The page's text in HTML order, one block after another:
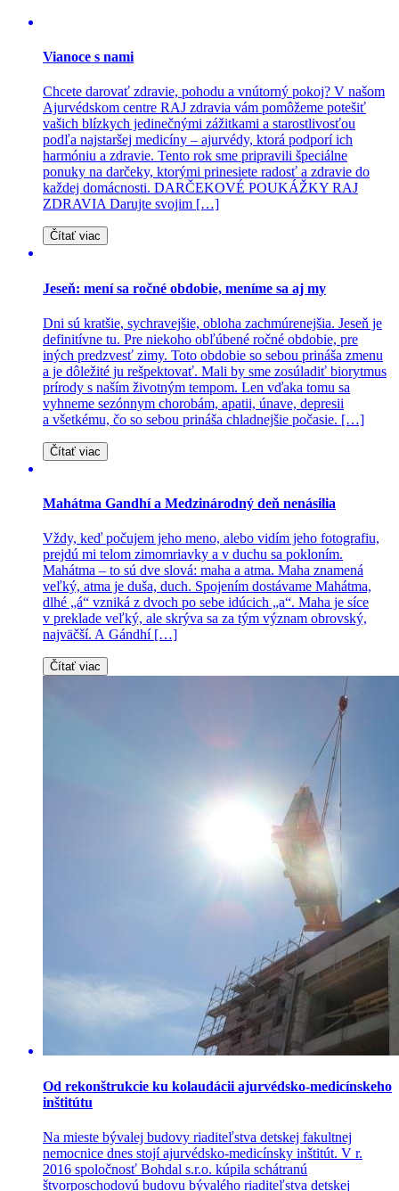
Vianoce s nami
Chcete darovať zdravie, pohodu a vnútorný pokoj? V našom
Ajurvédskom centre RAJ zdravia vám pomôžeme potešiť
vašich blízkych jedinečnými zážitkami a starostlivosťou
podľa najstaršej medicíny – ajurvédy, ktorá podporí ich
harmóniu a zdravie. Tento rok sme pripravili špeciálne
ponuky na darčeky, ktorými prinesiete radosť a zdravie do
každej domácnosti. DARČEKOVÉ POUKÁŽKY RAJ
ZDRAVIA Darujte svojim […]
Čítať viac
Jeseň: mení sa ročné obdobie, meníme sa aj my
Dni sú kratšie, sychravejšie, obloha zachmúrenejšia. Jeseň je
definitívne tu. Pre niekoho obľúbené ročné obdobie, pre
iných predzvesť zimy. Toto obdobie so sebou prináša zmenu
a je dôležité ju rešpektovať. Mali by sme zosúladiť biorytmus
prírody s naším životným tempom. Len vďaka tomu sa
vyhneme sezónnym chorobám, apatii, únave, depresii
a všetkému, čo so sebou prináša chladnejšie počasie. […]
Čítať viac
Mahátma Gandhí a Medzinárodný deň nenásilia
Vždy, keď počujem jeho meno, alebo vidím jeho fotografiu,
prejdú mi telom zimomriavky a v duchu sa pokloním.
Mahátma – to sú dve slová: maha a atma. Maha znamená
veľký, atma je duša, duch. Spojením dostávame Mahátma,
dlhé „á“ vzniká z dvoch po sebe idúcich „a“. Maha je síce
v preklade veľký, ale skrýva sa za tým význam obrovský,
najväčší. A Gándhí […]
Čítať viac
Od rekonštrukcie ku kolaudácii ajurvédsko-medicínskeho
inštitútu
Na mieste bývalej budovy riaditeľstva detskej fakultnej
nemocnice dnes stojí ajurvédsko-medicínsky inštitút. V r.
2016 spoločnosť Bohdal s.r.o. kúpila schátranú
štvorposchodovú budovu bývalého riaditeľstva detskej